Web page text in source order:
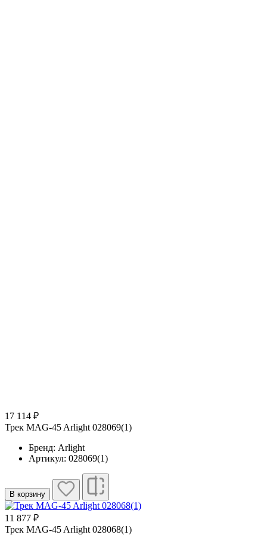
17 114 ₽
Трек MAG-45 Arlight 028069(1)
Бренд: Arlight
Артикул: 028069(1)
В корзину
11 877 ₽
Трек MAG-45 Arlight 028068(1)